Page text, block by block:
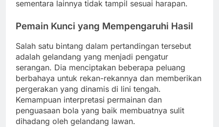
sementara lainnya tidak tampil sesuai harapan.
Pemain Kunci yang Mempengaruhi Hasil
Salah satu bintang dalam pertandingan tersebut
adalah gelandang yang menjadi pengatur
serangan. Dia menciptakan beberapa peluang
berbahaya untuk rekan-rekannya dan memberikan
pergerakan yang dinamis di lini tengah.
Kemampuan interpretasi permainan dan
penguasaan bola yang baik membuatnya sulit
dihadang oleh gelandang lawan.